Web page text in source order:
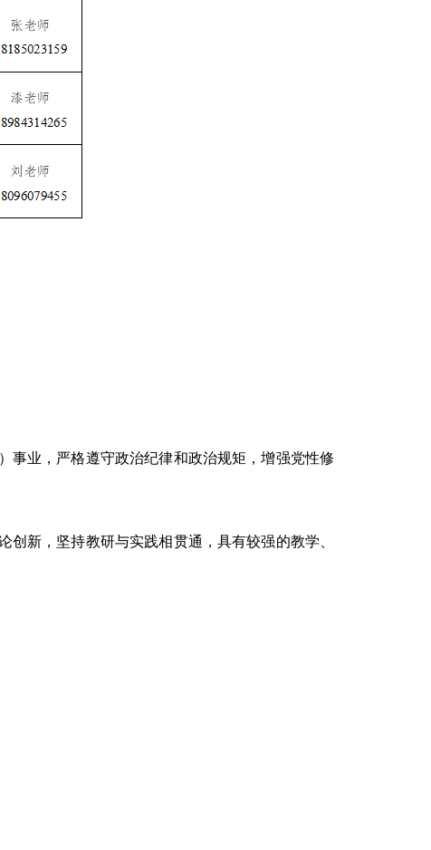
事业，严格遵守政治纪律和政治规矩，增强党性修
新，坚持教研与实践相贯通，具有较强的教学、